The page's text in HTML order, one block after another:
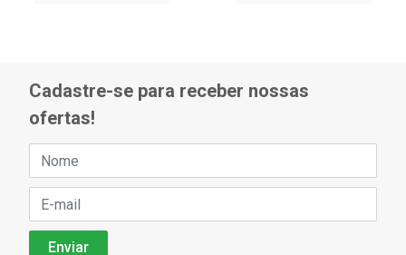
Cadastre-se para receber nossas
ofertas!